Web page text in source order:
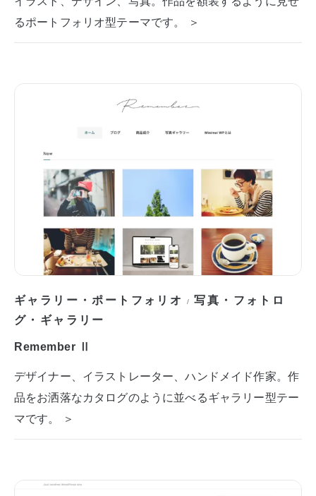
るポートフォリオ型テーマです。 ＞
ギャラリー・ポートフォリオ /写真・フォトロ
グ・ギャラリー
Remember Ⅱ
デザイナー、イラストレーター、ハンドメイド作家。作
品をお洒落なカタログのように並べるギャラリー型テー
マです。 ＞